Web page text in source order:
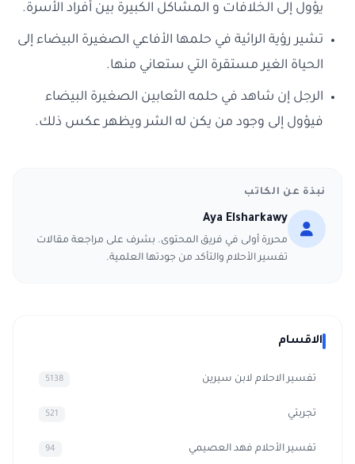
يؤول إلى الخلافات و المشاكل الكبيرة بين أفراد الأسرة.
تشير رؤية الرائية في حلمها الأفاعي الصغيرة البيضاء إلى
الحياة الغير مستقرة التي ستعاني منها.
الرجل إن شاهد في حلمه الثعابين الصغيرة البيضاء
فيؤول إلى وجود من يكن له الشر ويظهر عكس ذلك.
نبذة عن الكاتب
Aya Elsharkawy
محررة أولى في فريق المحتوى. بشرف على مراجعة مقالات
تفسير الأحلام والتأكد من جودتها العلمية.
الاقسام
تفسير الاحلام لابن سيرين 5138
تجربتي 521
تفسير الأحلام فهد العصيمي 94